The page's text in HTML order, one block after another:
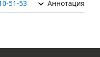
51-53 Аннотация